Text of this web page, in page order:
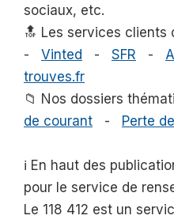
sociaux, etc.
🔝 Les services clients
- Vinted - SFR -
trouves.fr
📁 Nos dossiers
de courant - Perte
ℹ️ En haut des
pour le service de
Le 118 412 est un